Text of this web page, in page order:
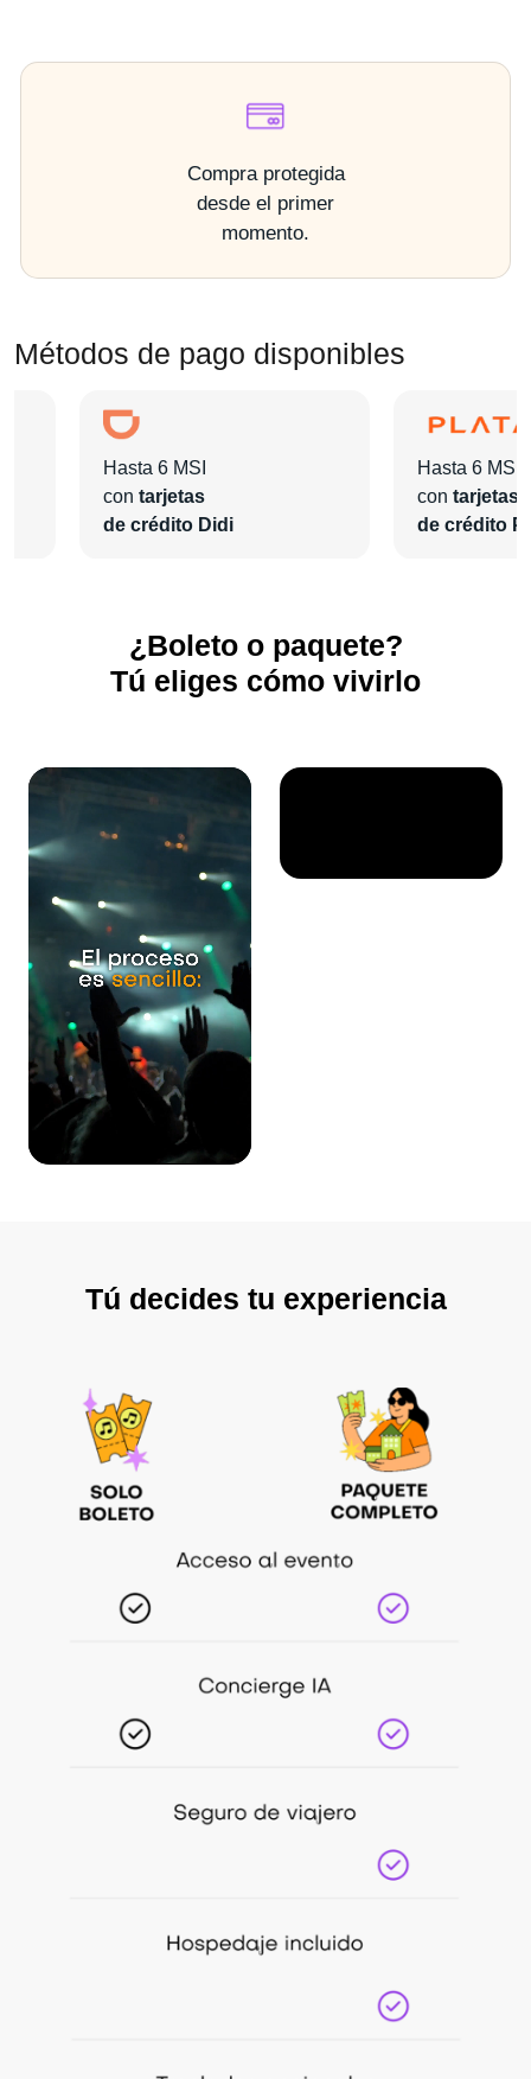
Compra protegida
desde el primer
momento.
Métodos de pago disponibles
Hasta 6 MSI
con tarjetas
de crédito Didi
Hasta 6 MSI
con tarjetas
de crédito
¿Boleto o paquete?
Tú eliges cómo vivirlo
Tú decides tu experiencia